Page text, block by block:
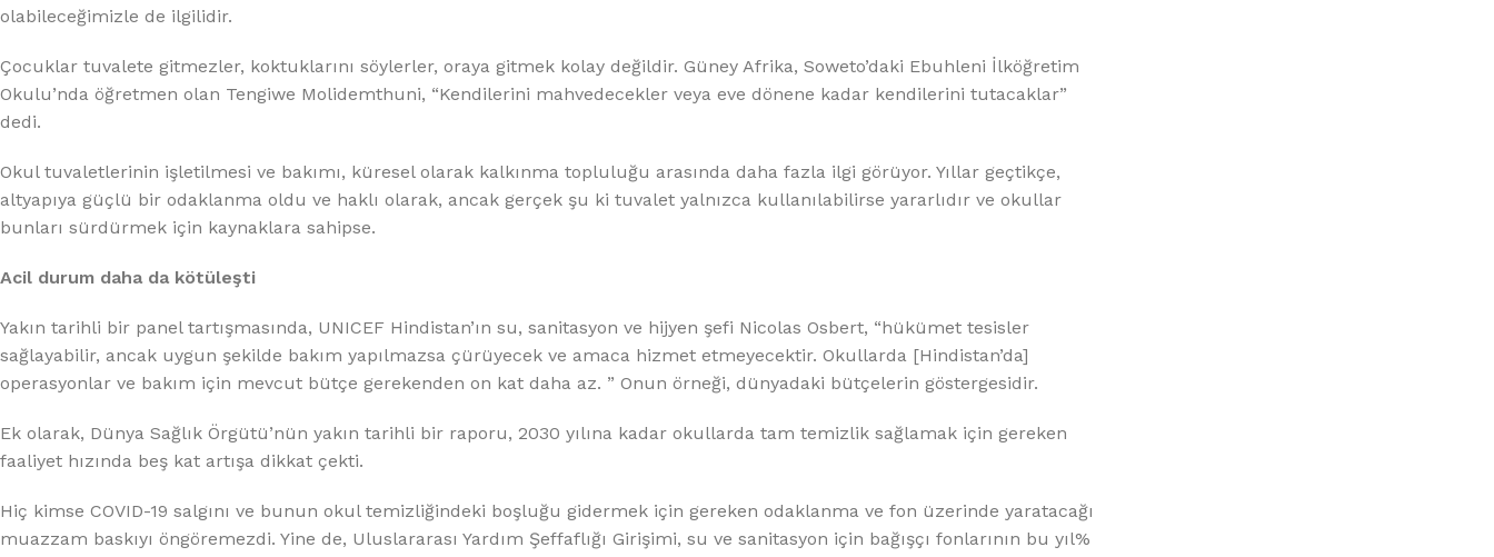
Ev tipi su arıtma cihazları Evtipi su arıtma cihazları
olabileceğimizle de ilgilidir.
Çocuklar tuvalete gitmezler, koktuklarını söylerler, oraya gitmek kolay değildir. Güney Afrika, Soweto’daki Ebuhleni İlköğretim
Okulu’nda öğretmen olan Tengiwe Molidemthuni, “Kendilerini mahvedecekler veya eve dönene kadar kendilerini tutacaklar”
dedi.
Okul tuvaletlerinin işletilmesi ve bakımı, küresel olarak kalkınma topluluğu arasında daha fazla ilgi görüyor. Yıllar geçtikçe,
altyapıya güçlü bir odaklanma oldu ve haklı olarak, ancak gerçek şu ki tuvalet yalnızca kullanılabilirse yararlıdır ve okullar
bunları sürdürmek için kaynaklara sahipse.
Acil durum daha da kötüleşti
Yakın tarihli bir panel tartışmasında, UNICEF Hindistan’ın su, sanitasyon ve hijyen şefi Nicolas Osbert, “hükümet tesisler
sağlayabilir, ancak uygun şekilde bakım yapılmazsa çürüyecek ve amaca hizmet etmeyecektir. Okullarda [Hindistan’da]
operasyonlar ve bakım için mevcut bütçe gerekenden on kat daha az. ” Onun örneği, dünyadaki bütçelerin göstergesidir.
Ek olarak, Dünya Sağlık Örgütü’nün yakın tarihli bir raporu, 2030 yılına kadar okullarda tam temizlik sağlamak için gereken
faaliyet hızında beş kat artışa dikkat çekti.
Hiç kimse COVID-19 salgını ve bunun okul temizliğindeki boşluğu gidermek için gereken odaklanma ve fon üzerinde yaratacağı
muazzam baskıyı öngöremezdi. Yine de, Uluslararası Yardım Şeffaflığı Girişimi, su ve sanitasyon için bağışçı fonlarının bu yıl%